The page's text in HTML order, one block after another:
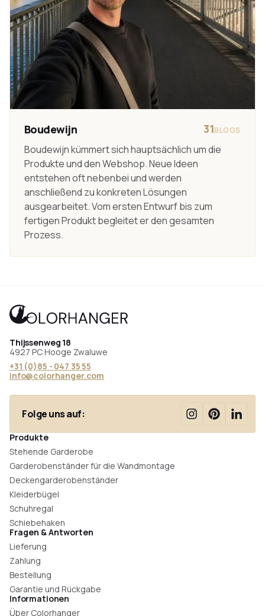
Boudewijn 31BLOGS
Boudewijn kümmert sich hauptsächlich um die
Produkte und den Webshop. Neue Ideen
entstehen oft nebenbei und werden
anschließend zu konkreten Lösungen
ausgearbeitet. Vom ersten Entwurf bis zum
fertigen Produkt begleitet er den gesamten
Prozess.
Thijssenweg 18
4927 PC Hooge Zwaluwe
+31 (0)85 - 047 35 55
info@colorhanger.com
Folge uns auf:
Produkte
Stehende Garderobe
Garderobenständer für die Wandmontage
Deckengarderobenständer
Kleiderbügel
Schuhregal
Schiebehaken
Fragen & Antworten
Lieferung
Zahlung
Bestellung
Garantie und Rückgabe
Informationen
Über Colorhanger